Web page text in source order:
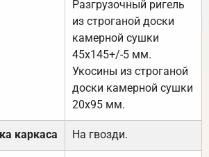
Разгрузочный ригель
из строганой доски
камерной сушки
45х145+/-5 мм.
Укосины из строганой
доски камерной сушки
20х95 мм.
каркаса На гвозди.